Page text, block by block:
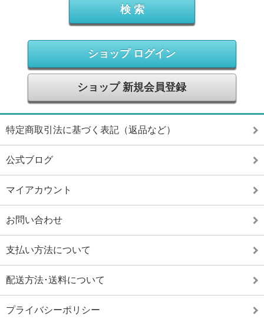
ショップ ログイン
ショップ 新規会員登録
特定商取引法に基づく表記（返品など）
公式ブログ
マイアカウント
お問い合わせ
支払い方法について
配送方法･送料について
プライバシーポリシー